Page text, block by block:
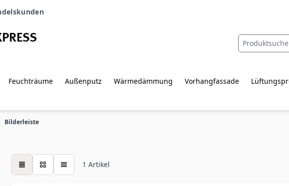
Feuchträume Außenputz Wärmedämmung Vorhangfassade
Bilderleiste
1 Artikel
Tabelle